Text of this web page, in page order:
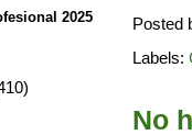
Posted
Labels:
No
2025